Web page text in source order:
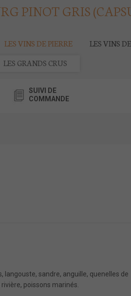
PINOT GRIS
LES VINS DE PIERRE
LES GRANDS CRUS
LES VINS
SUIVI DE
COMMANDE
langouste, sandre, anguille, quenelles de
poissons marinés.